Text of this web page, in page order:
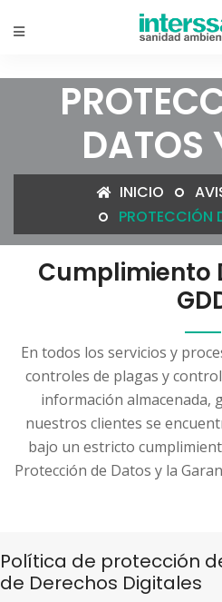
DATOS
INICIO
PROTECCIÓN
Cumplimiento
En todos los servicios y
controles de plagas y
información almacenada,
nuestros clientes se
bajo un estricto
Protección de Datos y la
Política de protección
de Derechos Digitales